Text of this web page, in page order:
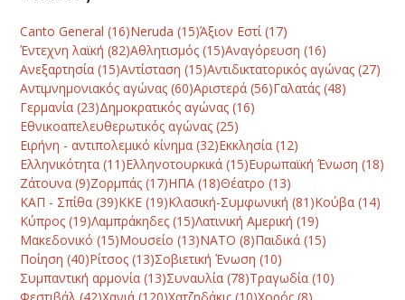
Canto General (16)Neruda (15)Άξιον Εστί(17)
Έντεχνη λαϊκή (82)Αθλητισμός (15)Αναγόρευση (16)
Ανεξαρτησία (15)Αντίσταση (15)Αντιδικτατορικός αγώνας (27)
Αντιμνημονιακός αγώνας (60)Αριστερά (56)Γαλατάς (48)
Γερμανία (23)Δημοκρατικός αγώνας (16)
Εθνικοαπελευθερωτικός αγώνας (25)
Ειρήνη - αντιπολεμικό κίνημα (32)Εκκλησία (12)
Ελληνικότητα (11)Ελληνοτουρκικά (15)Ευρωπαϊκή Ένωση (18)
Ζάτουνα (9)Ζορμπάς (17)ΗΠΑ (18)Θέατρο (13)
ΚΑΠ - Σπίθα (39)ΚΚΕ (19)Κλασική-Συμφωνική (81)Κούβα (14)
Κύπρος (19)Λαμπράκηδες (15)Λατινική Αμερική (19)
Μακεδονικό (15)Μουσείο (13)ΝΑΤΟ (8)Παιδικά (15)
Ποίηση (40)Ρίτσος (13)Σοβιετική Ένωση (10)
Συμπαντική αρμονία (13)Συναυλία (78)Τραγωδία (10)